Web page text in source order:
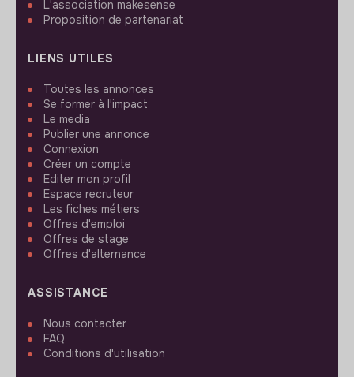
L'association makesense
Proposition de partenariat
LIENS UTILES
Toutes les annonces
Se former à l'impact
Le media
Publier une annonce
Connexion
Créer un compte
Editer mon profil
Espace recruteur
Les fiches métiers
Offres d'emploi
Offres de stage
Offres d'alternance
ASSISTANCE
Nous contacter
FAQ
Conditions d'utilisation